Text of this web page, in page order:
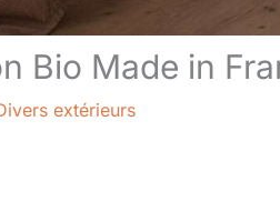
Bio Made in
extérieurs